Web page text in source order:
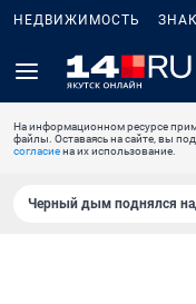
НЕДВИЖИМОСТЬ
На информационном ресурсе
файлы. Оставаясь на сайте, вы
согласиена их использование.
Черный дым поднялся